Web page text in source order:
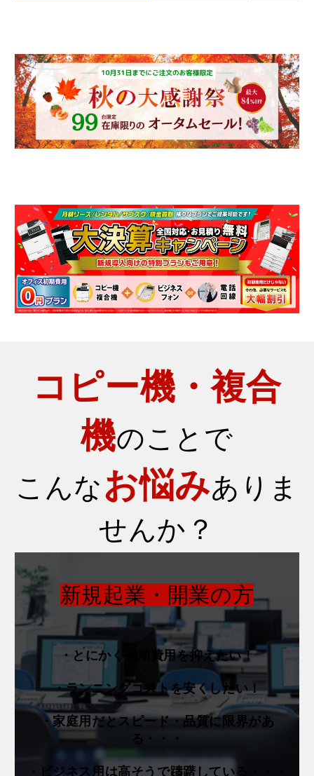
コピー機・複合
機のことで
こんなお悩みありま
せんか？
新規起業・開業の方
・とにかく初期費用を抑えたい！
・ランニングコストを安くしたい！
・家庭用だとスピード・品質に限界があ
る・・・
・ビジネス用は高そうで躊躇している・・・